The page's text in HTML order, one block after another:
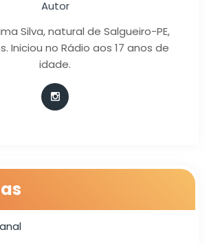
Autor
Silva, natural de Salgueiro-PE,
Iniciou no Rádio aos 17 anos de
idade.